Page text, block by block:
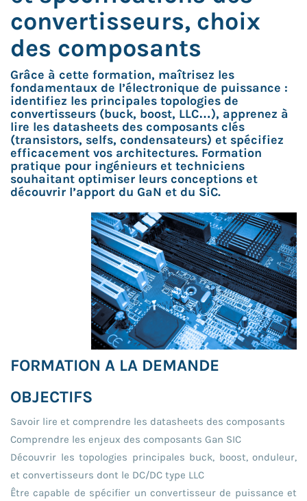
convertisseurs, choix
des composants
Grâce à cette formation, maîtrisez les
fondamentaux de l’électronique de puissance :
identifiez les principales topologies de
convertisseurs (buck, boost, LLC…), apprenez à
lire les datasheets des composants clés
(transistors, selfs, condensateurs) et spécifiez
efficacement vos architectures. Formation
pratique pour ingénieurs et techniciens
souhaitant optimiser leurs conceptions et
découvrir l’apport du GaN et du SiC.
FORMATION A LA DEMANDE
OBJECTIFS
Savoir lire et comprendre les datasheets des composants
Comprendre les enjeux des composants Gan SIC
Découvrir les topologies principales buck, boost, onduleur,
et convertisseurs dont le DC/DC type LLC
Être capable de spécifier un convertisseur de puissance et